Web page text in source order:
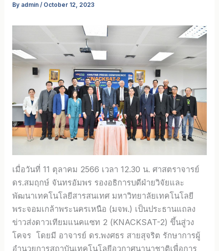
By admin/ October 12, 2023
เมื่อวันที่ 11 ตุลาคม 2566 เวลา 12.30 น. ศาสตราจารย์
ดร.สมฤกษ์ จันทรอัมพร รองอธิการบดีฝ่ายวิจัยและ
พัฒนาเทคโนโลยีสารสนเทศ มหาวิทยาลัยเทคโนโลยี
พระจอมเกล้าพระนครเหนือ (มจพ.) เป็นประธานแถลง
ข่าวส่งดาวเทียมแนคแซท 2 (KNACKSAT-2) ขึ้นสู่วง
โคจร โดยมี อาจารย์ ดร.พงศธร สายสุจริต รักษาการผู้
อำนวยการสถาบันเทคโนโลยีอวกาศนานาชาติเพื่อการ